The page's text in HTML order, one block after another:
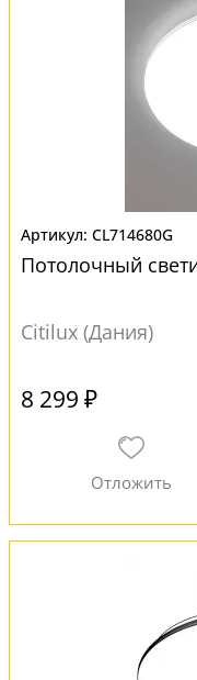
CL714680G
Потолочный
Citilux (Дания)
8 299 ₽